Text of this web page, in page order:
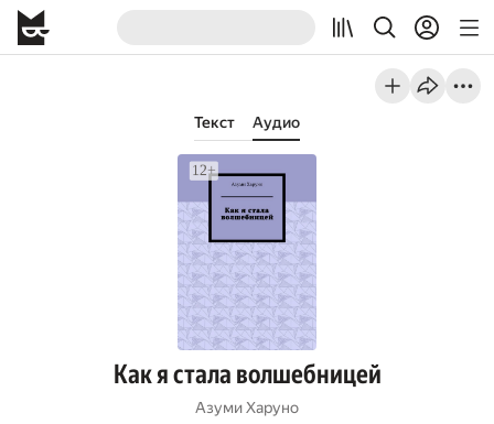
Текст Аудио
Как я стала волшебницей
Азуми Харуно